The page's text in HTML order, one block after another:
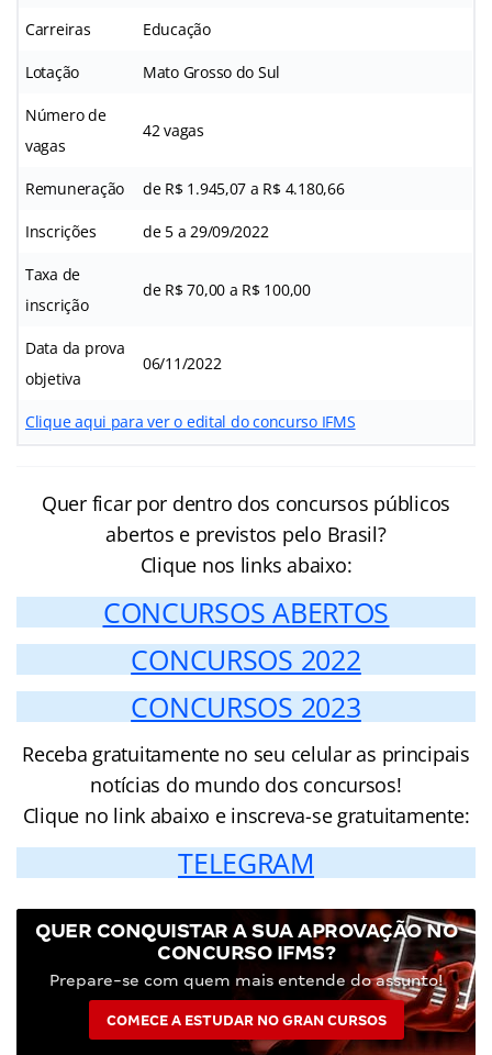
Carreiras Educação
Lotação Mato Grosso do Sul
Número de
vagas
42 vagas
Remuneração de R$ 1.945,07 a R$ 4.180,66
Inscrições de 5 a 29/09/2022
Taxa de
inscrição
de R$ 70,00 a R$ 100,00
Data da prova
objetiva
06/11/2022
Clique aqui para ver o edital do concurso IFMS
Quer ficar por dentro dos concursos públicos
abertos e previstos pelo Brasil?
Clique nos links abaixo:
CONCURSOS ABERTOS
CONCURSOS 2022
CONCURSOS 2023
Receba gratuitamente no seu celular as principais
notícias do mundo dos concursos!
Clique no link abaixo e inscreva-se gratuitamente:
TELEGRAM
QUER CONQUISTAR A SUA APROVAÇÃO NO
CONCURSO IFMS?
Prepare-se com quem mais entende do assunto!
COMECE A ESTUDAR NO GRAN CURSOS